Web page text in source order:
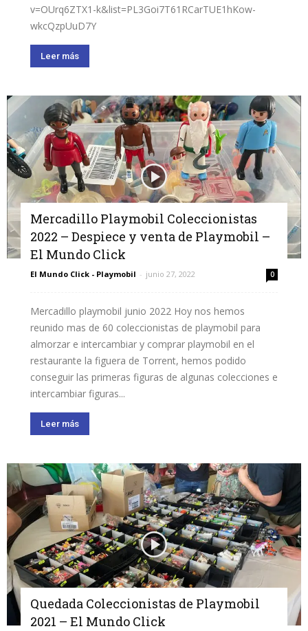
v=OUrq6ZTX1-k&list=PL3Goi7T61RCarTUE1hKow-
wkcQzpUuD7Y
Leer más
Mercadillo Playmobil Coleccionistas
2022 – Despiece y venta de Playmobil –
El Mundo Click
El Mundo Click - Playmobil - junio 27, 2022 0
Mercadillo playmobil junio 2022 Hoy nos hemos
reunido mas de 60 coleccionistas de playmobil para
almorzar e intercambiar y comprar playmobil en el
restaurante la figuera de Torrent, hemos podido
conseguir las primeras figuras de algunas colecciones e
intercambiar figuras...
Leer más
Quedada Coleccionistas de Playmobil
2021 – El Mundo Click